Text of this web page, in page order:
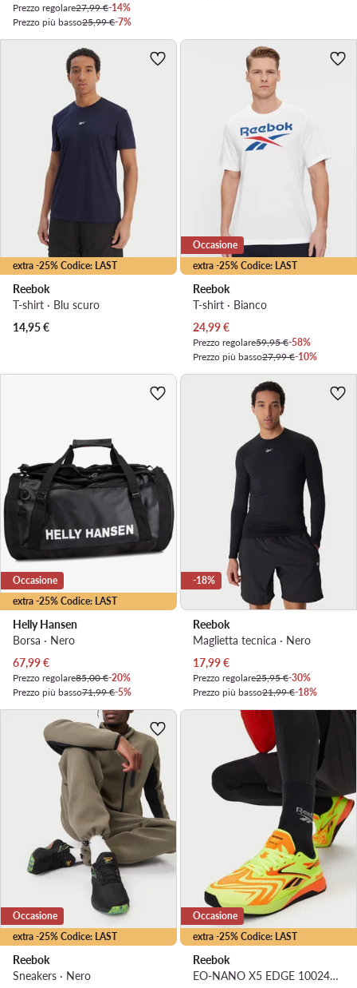
Prezzo regolare27,99 €-14%
Prezzo più basso25,99 €-7%
extra -25% Codice: LAST
Reebok
T-shirt · Blu scuro
14,95€
extra -25% Codice: LAST
Occasione
Reebok
T-shirt · Bianco
Prezzo attuale
24,99€
Prezzo regolare59,95 €-58%
Prezzo più basso27,99 €-10%
extra -25% Codice: LAST
Occasione
Helly Hansen
Borsa · Nero
Prezzo attuale
67,99€
Prezzo regolare85,00 €-20%
Prezzo più basso71,99 €-5%
-18%
Reebok
Maglietta tecnica · Nero
Prezzo attuale
17,99€
Prezzo regolare25,95 €-30%
Prezzo più basso21,99 €-18%
extra -25% Codice: LAST
Occasione
Reebok
Sneakers · Nero
extra -25% Codice: LAST
Occasione
Reebok
EO-NANO X5 EDGE 100249412 · Scarpe da palestra